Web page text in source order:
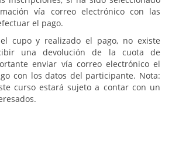
vía correo electrónico con las
el pago.
cupo y realizado el pago, no existe
una devolución de la cuota de
enviar vía correo electrónico el
con los datos del participante. Nota:
curso estará sujeto a contar con un